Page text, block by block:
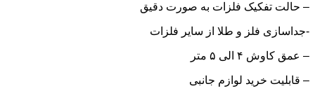
– حالت تفکیک فلزات به صورت دقیق
-جداسازی فلز و طلا از سایر فلزات
– عمق کاوش ۴ الی ۵ متر
– قابلیت خرید لوازم جانبی